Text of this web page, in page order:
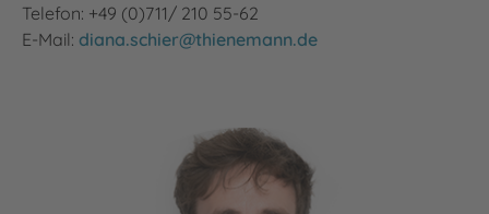
Telefon: +49 (0)711/ 210 55-62
E-Mail: diana.schier@thienemann.de